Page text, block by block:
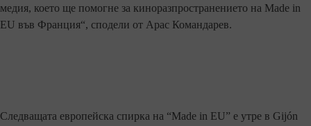
медия, което ще помогне за киноразпространението на Made in
EU във Франция“, сподели от Арас Командарев.
Следващата европейска спирка на “Made in EU” е утре в Gijón